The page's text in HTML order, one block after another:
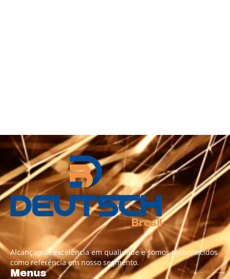
Alcançamos excelência em qualidade e somos reconhecidos
como referência em nosso segmento.
Menus